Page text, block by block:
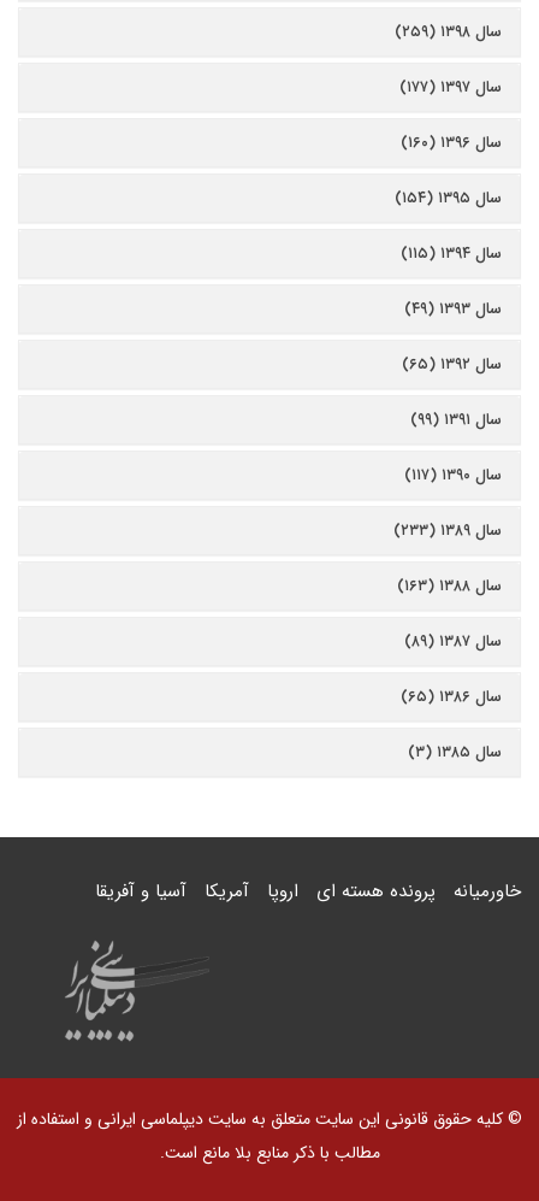
سال ۱۳۹۸ (۲۵۹)
سال ۱۳۹۷ (۱۷۷)
سال ۱۳۹۶ (۱۶۰)
سال ۱۳۹۵ (۱۵۴)
سال ۱۳۹۴ (۱۱۵)
سال ۱۳۹۳ (۴۹)
سال ۱۳۹۲ (۶۵)
سال ۱۳۹۱ (۹۹)
سال ۱۳۹۰ (۱۱۷)
سال ۱۳۸۹ (۲۳۳)
سال ۱۳۸۸ (۱۶۳)
سال ۱۳۸۷ (۸۹)
سال ۱۳۸۶ (۶۵)
سال ۱۳۸۵ (۳)
خاورمیانه پرونده هسته ای اروپا آمریکا آسیا و آفریقا
© کلیه حقوق قانونی این سایت متعلق به سایت دیپلماسی ایرانی و استفاده از
مطالب با ذکر منابع بلا مانع است.